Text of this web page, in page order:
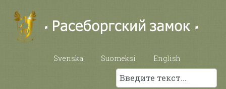
Выберите язык
Svenska Suomeksi English
Поиск